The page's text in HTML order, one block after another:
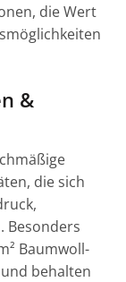
die Wert
&
die sich
Besonders
Baumwoll-
behalten